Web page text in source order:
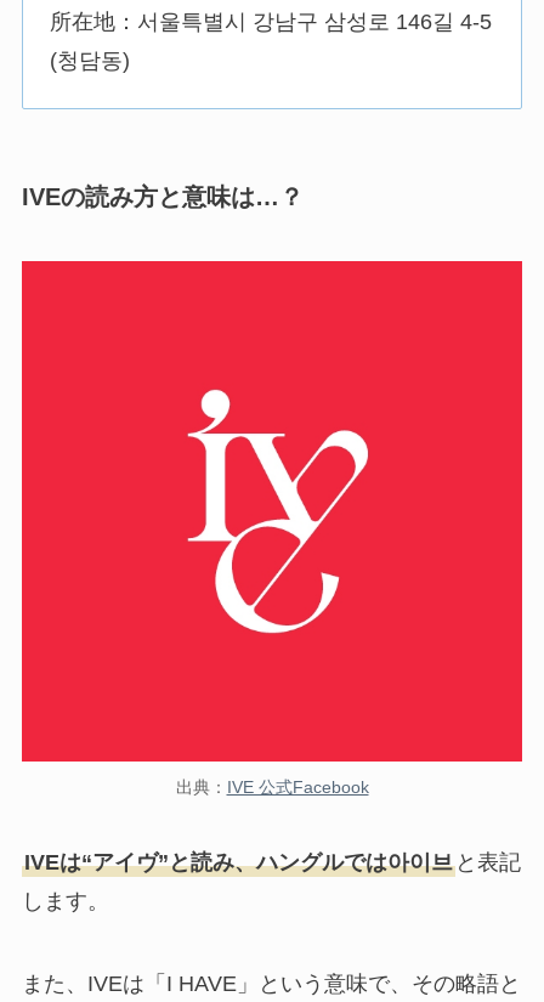
所在地：서울특별시 강남구 삼성로 146길 4-5
(청담동)
IVEの読み方と意味は…？
出典： IVE 公式Facebook
IVEは“アイヴ”と読み、ハングルでは아이브と表記
します。
また、IVEは「I HAVE」という意味で、その略語と